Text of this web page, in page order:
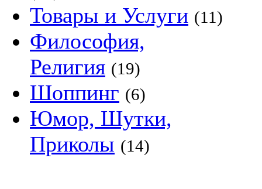
Товары и Услуги (11)
Философия,
Религия (19)
Шоппинг (6)
Юмор, Шутки,
Приколы (14)